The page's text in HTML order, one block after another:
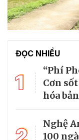
ĐỌC NHIỀU
1
“Phí
Cơn
hóa
Nghệ
100